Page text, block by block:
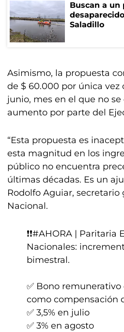
Buscan a un
Saladillo
Asimismo, la propuesta
de $ 60.000 por única vez
junio, mes en el que no
aumento por parte del
“Esta propuesta es
esta magnitud en los
público no encuentra
últimas décadas. Es un
Rodolfo Aguiar, secretario
Nacional.
❗️❗️#AHORA | Paritaria
Nacionales:
bimestral.
✅️ Bono
como compensación
✅️ 3,5% en julio
✅️ 3% en agosto